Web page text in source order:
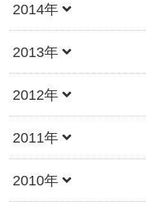
2014年
2013年
2012年
2011年
2010年